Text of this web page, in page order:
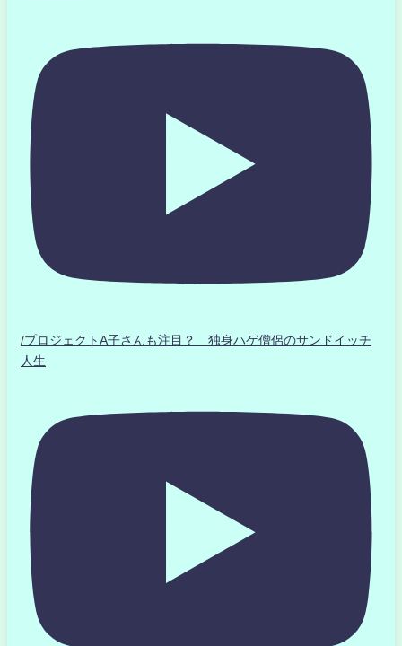
/プロジェクトA子さんも注目？ 独身ハゲ僧侶のサンドイッチ
人生